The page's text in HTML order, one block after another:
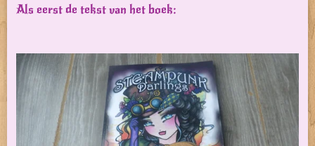
Als eerst de tekst van het boek: